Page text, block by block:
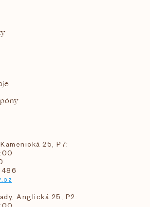
25, P7:
Anglická 25, P2: